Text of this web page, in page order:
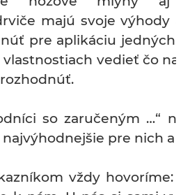
majú svoje výhody aj
pre aplikáciu jedných
vlastnostiach vedieť čo
so zaručeným …“
pre nich a
vždy hovoríme: